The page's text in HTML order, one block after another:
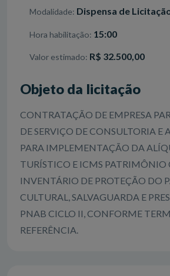
Modalidade Dispensa de
Hora habilitação 15:00
Valor estimado R$ 32.500,00
Objeto da licitação
CONTRATAÇÃO DE EMPRESA
DE SERVIÇO DE CONSULTORIA E
PARA IMPLEMENTAÇÃO DA
TURÍSTICO E ICMS PATRIMÔNIO
INVENTÁRIO DE PROTEÇÃO DO
CULTURAL, SALVAGUARDA E
PNAB CICLO II, CONFORME
REFERÊNCIA.